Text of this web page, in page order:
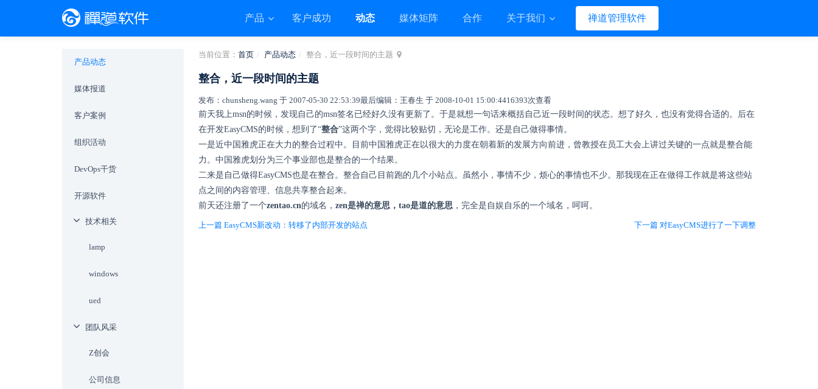
产品 客户成功 动态 媒体矩阵 合作 关于我们 禅道管理软件
当前位置： 首页 产品动态 整合，近一段时间的主题
整合，近一段时间的主题
发布：chunsheng.wang 于 2007-05-30 22:53:39最后编辑：王春生 于 2008-10-01 15:00:4416393次查看
前天我上msn的时候，发现自己的msn签名已经好久没有更新了。于是就想一句话来概括自己近一段时间的状态。想了好久，也没有觉得合适的。后在
在开发EasyCMS的时候，想到了“整合”这两个字，觉得比较贴切，无论是工作。还是自己做得事情。
一是近中国雅虎正在大力的整合过程中。目前中国雅虎正在以很大的力度在朝着新的发展方向前进，曾教授在员工大会上讲过关键的一点就是整合能
力。中国雅虎划分为三个事业部也是整合的一个结果。
二来是自己做得EasyCMS也是在整合。整合自己目前跑的几个小站点。虽然小，事情不少，烦心的事情也不少。那我现在正在做得工作就是将这些站
点之间的内容管理、信息共享整合起来。
前天还注册了一个zentao.cn的域名， zen是禅的意思，tao是道的意思 ，完全是自娱自乐的一个域名，呵呵。
上一篇 EasyCMS新改动：转移了内部开发的站点 下一篇 对EasyCMS进行了一下调整
产品动态
媒体报道
客户案例
组织活动
DevOps干货
开源软件
技术相关
lamp
windows
ued
团队风采
Z创会
公司信息